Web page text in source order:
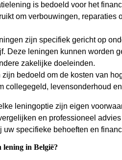
is bedoeld voor het
om verbouwingen, reparaties
zijn specifiek gericht op
Deze leningen kunnen worden
zakelijke doeleinden.
bedoeld om de kosten van
collegegeld, levensonderhoud
leningoptie zijn eigen
en professioneel
specifieke behoeften en
lening in België?